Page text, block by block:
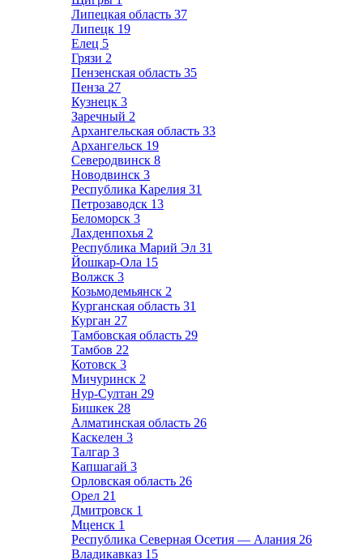
Липецкая область 37
Липецк 19
Елец 5
Грязи 2
Пензенская область 35
Пенза 27
Кузнецк 3
Заречный 2
Архангельская область 33
Архангельск 19
Северодвинск 8
Новодвинск 3
Республика Карелия 31
Петрозаводск 13
Беломорск 3
Лахденпохья 2
Республика Марий Эл 31
Йошкар-Ола 15
Волжск 3
Козьмодемьянск 2
Курганская область 31
Курган 27
Тамбовская область 29
Тамбов 22
Котовск 3
Мичуринск 2
Нур-Султан 29
Бишкек 28
Алматинская область 26
Каскелен 3
Талгар 3
Капшагай 3
Орловская область 26
Орел 21
Дмитровск 1
Мценск 1
Республика Северная Осетия — Алания 26
Владикавказ 15